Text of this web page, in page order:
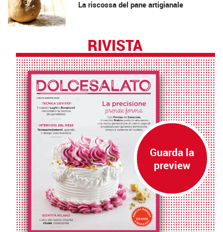
La riscossa del pane artigianale
RIVISTA